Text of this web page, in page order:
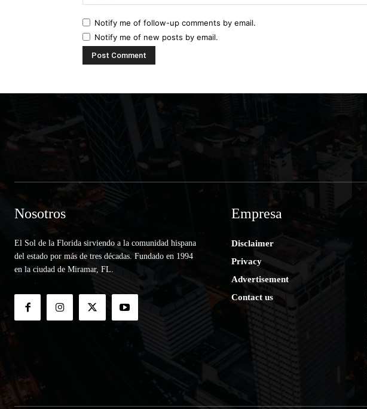
Notify me of follow-up comments by email.
Notify me of new posts by email.
Nosotros
El Sol de la Florida sirviendo a la comunidad hispana
del estado por más de tres décadas. Fundado en 1994
en la ciudad de Miramar, FL.
Empresa
Disclaimer
Privacy
Advertisement
Contact us